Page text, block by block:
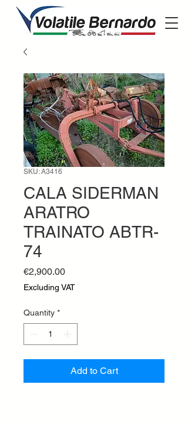
SKU: A3416
CALA SIDERMAN
ARATRO
TRAINATO ABTR-
74
€2,900.00Price
Excluding VAT
Quantity *
Add to Cart